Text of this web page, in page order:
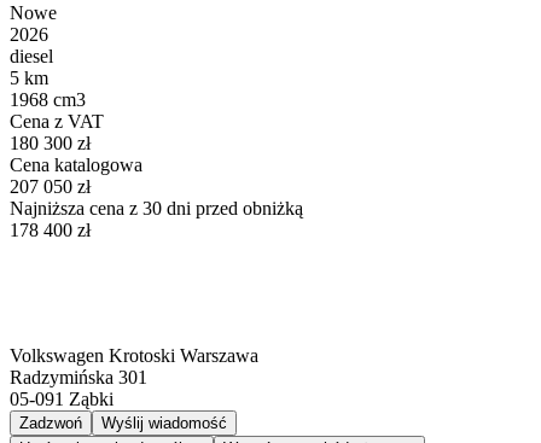
Nowe
2026
diesel
5 km
1968 cm3
Cena z VAT
180 300 zł
Cena katalogowa
207 050 zł
Najniższa cena z 30 dni przed obniżką
178 400 zł
Volkswagen Krotoski Warszawa
Radzymińska 301
05-091 Ząbki
Zadzwoń
Wyślij wiadomość